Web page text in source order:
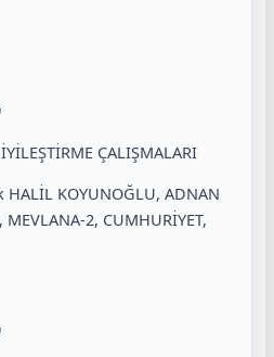
ÇALIŞMALARI
KOYUNOĞLU, ADNAN
MEVLANA-2, CUMHURİYET,